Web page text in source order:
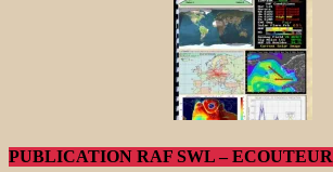
PUBLICATION RAF SWL – ECOUTEUR